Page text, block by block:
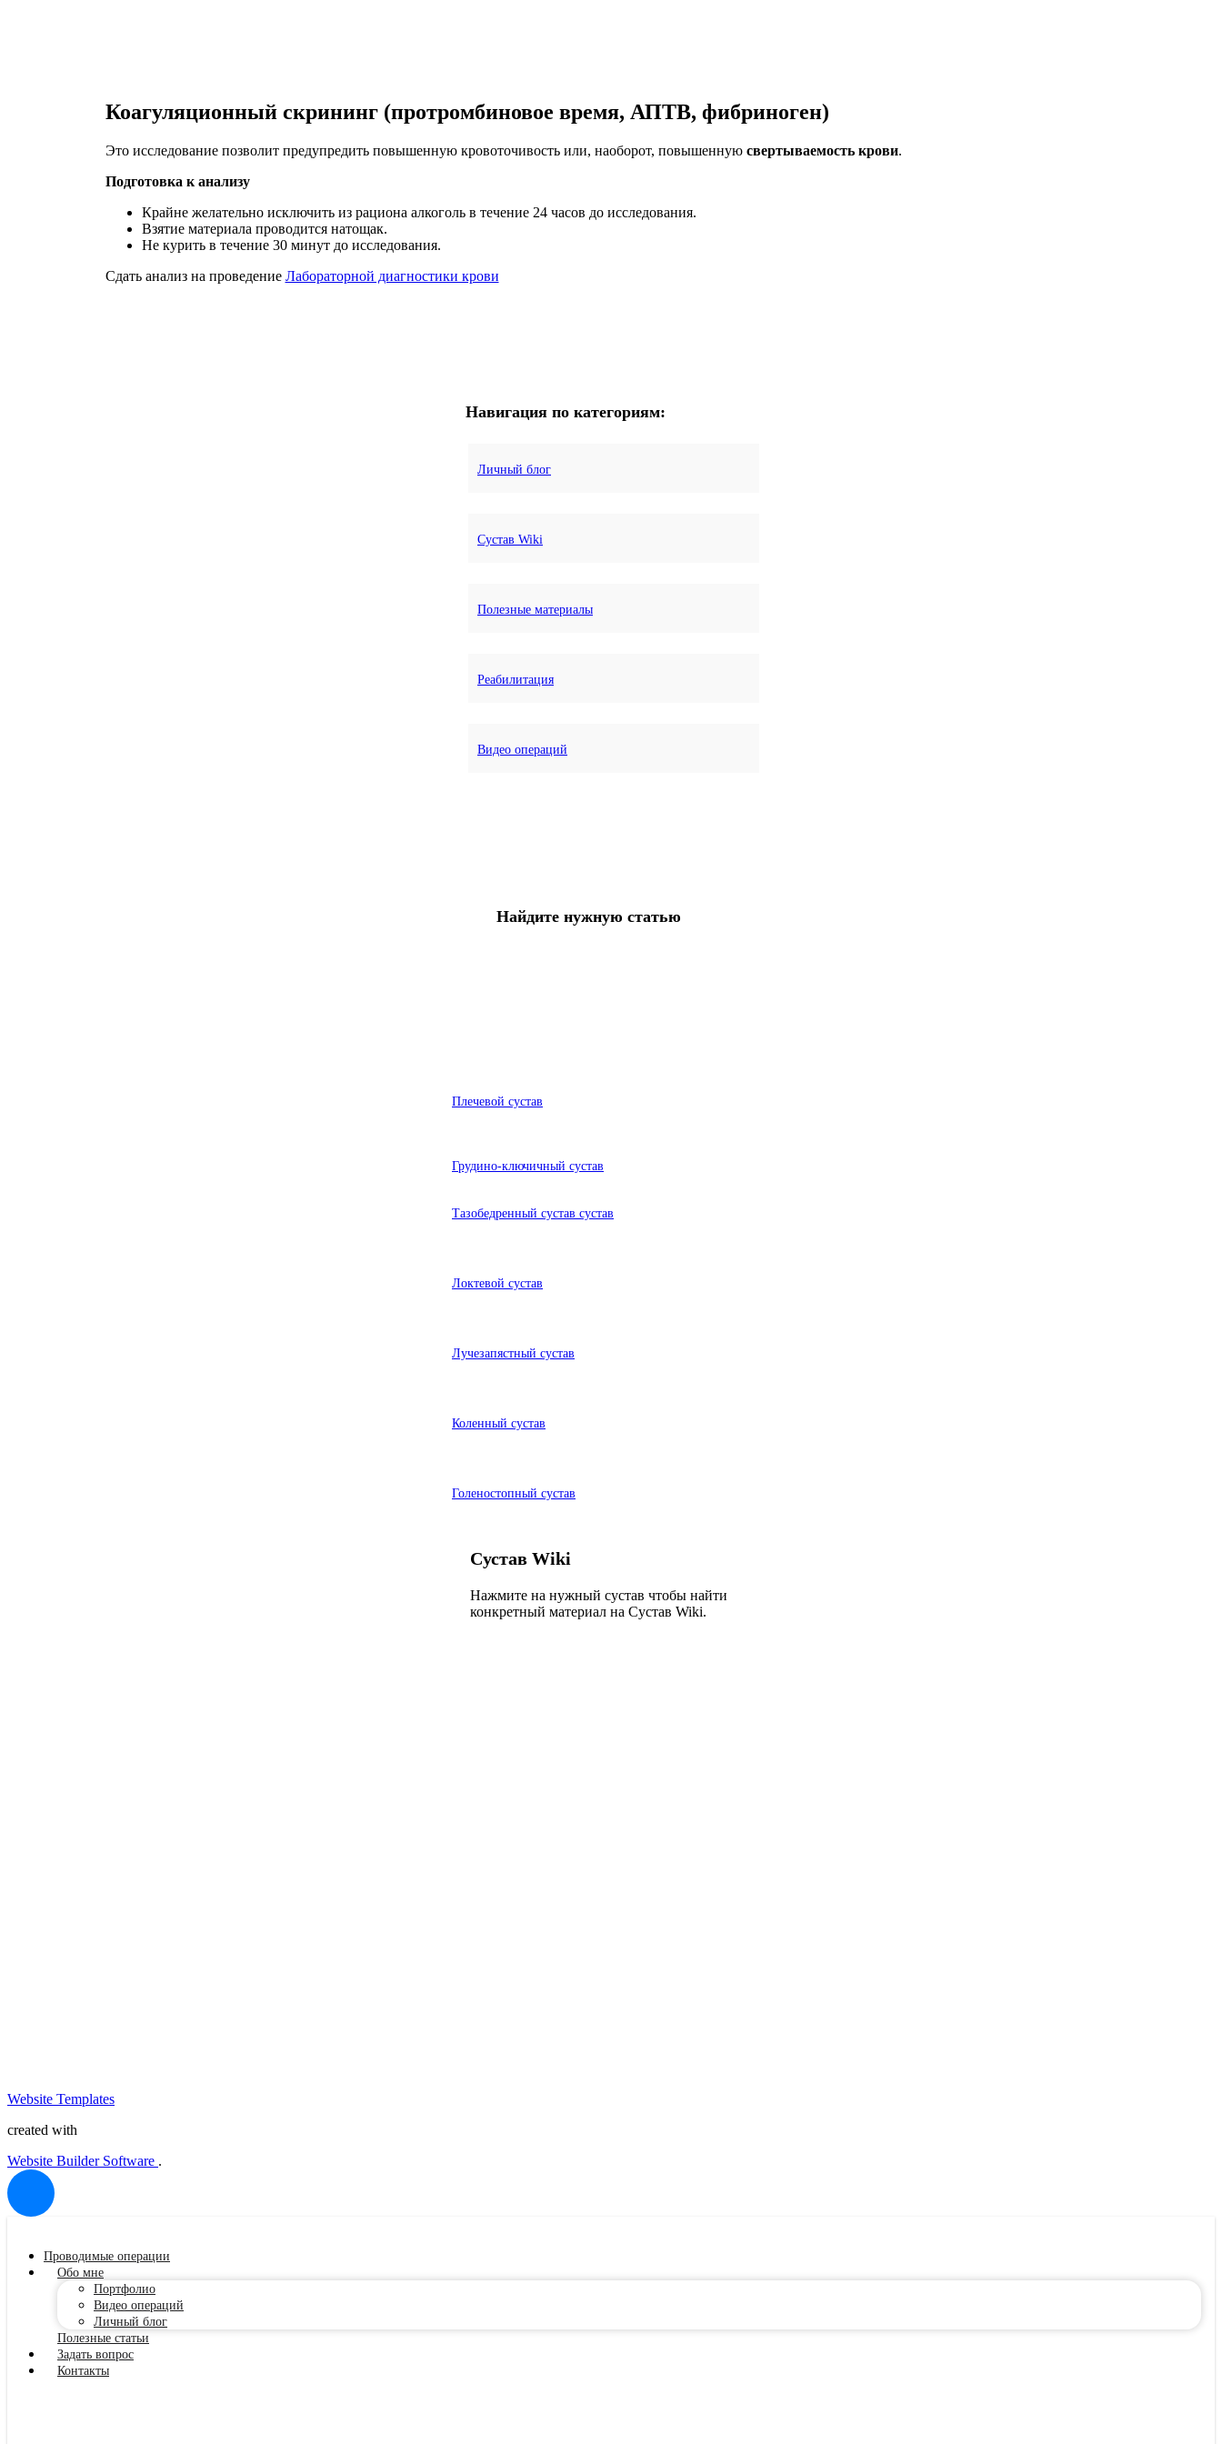
Коагуляционный скрининг (протромбиновое время, АПТВ, фибриноген)
Это исследование позволит предупредить повышенную кровоточивость или, наоборот, повышенную свертываемость крови.
Подготовка к анализу
Крайне желательно исключить из рациона алкоголь в течение 24 часов до исследования.
Взятие материала проводится натощак.
Не курить в течение 30 минут до исследования.
Сдать анализ на проведение Лабораторной диагностики крови
Навигация по категориям:
Личный блог
Сустав Wiki
Полезные материалы
Реабилитация
Видео операций
Найдите нужную статью
Плечевой сустав
Грудино-ключичный сустав
Тазобедренный сустав сустав
Локтевой сустав
Лучезапястный сустав
Коленный сустав
Голеностопный сустав
Сустав Wiki
Нажмите на нужный сустав чтобы найти
конкретный материал на Сустав Wiki.
Website Templates
created with
Website Builder Software .
Проводимые операции
Обо мне
Портфолио
Видео операций
Личный блог
Полезные статьи
Задать вопрос
Контакты